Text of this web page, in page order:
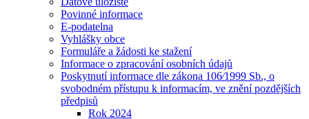
Povinné informace
E-podatelna
Vyhlášky obce
Formuláře a žádosti ke stažení
Informace o zpracování osobních údajů
Poskytnutí informace dle zákona 106⁄1999 Sb., o
svobodném přístupu k informacím, ve znění pozdějších
předpisů
Rok 2024